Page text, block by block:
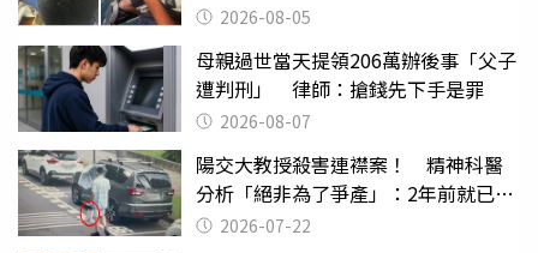
2026-08-05
母親過世當天提領206萬辦後事「父子
遭判刑」 律師：搶錢先下手是罪
2026-08-07
陽交大教授殺害連襟案！ 精神科醫
分析「絕非為了爭產」：2年前就已言
行詭異
2026-07-22